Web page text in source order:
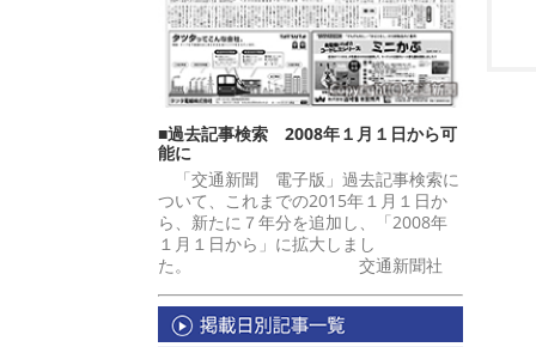
■過去記事検索 2008年１月１日から可
能に
「交通新聞 電子版」過去記事検索に
ついて、これまでの2015年１月１日か
ら、新たに７年分を追加し、「2008年
１月１日から」に拡大しまし
た。 交通新聞社